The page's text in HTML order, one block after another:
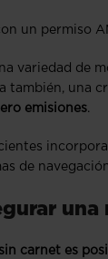
un permiso
variedad de
también, una
emisiones.
de
carnet es